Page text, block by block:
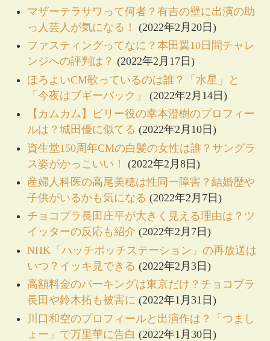
マザーテラサワって何者？有吉の壁に出演の助
っ人芸人が気になる！
(2022年2月20日)
ファスティングってなに？本田翼10日間チャレ
ンジへの評判は？ (2022年2月17日)
ほろよいCM歌っているのは誰？「水星」と
「今夜はブギーバック」
(2022年2月14日)
【カムカム】ビリー役の幸本澄樹のプロフィー
ルは？城田優に似てる (2022年2月10日)
資生堂150周年CMの白髪の女性は誰？サングラ
ス姿がかっこいい！
(2022年2月8日)
産婦人科医の高尾美穂は性同一障害？結婚歴や
子供がいるかも気になる (2022年2月7日)
チョコプラ長田庄平が大きく見える理由は？ツ
イッターの反応も紹介 (2022年2月7日)
NHK「ハッチポッチステーション」の再放送は
いつ？イッキ見できる (2022年2月3日)
高額料金のパーキングは東京だけ？チョコプラ
長田や鈴木拓も被害に (2022年1月31日)
川口和空のプロフィールと出演作は？「つまし
ょー」で万里華に告白 (2022年1月30日)